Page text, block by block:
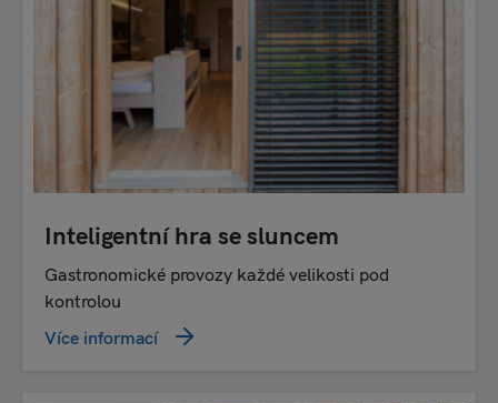
Inteligentní hra se sluncem
Gastronomické provozy každé velikosti pod
kontrolou
Více informací